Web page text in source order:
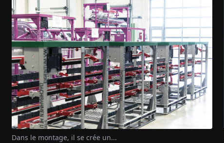
Dans le montage, il se crée un...